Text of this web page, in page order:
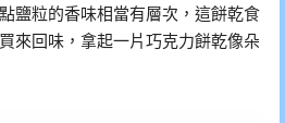
鹽粒的香味相當有層次，這餅乾食
來回味，拿起一片巧克力餅乾像朵